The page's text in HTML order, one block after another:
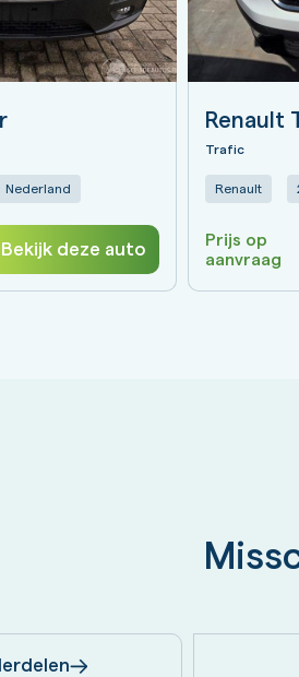
Nederland
Bekijk deze auto
Renault
Trafic
Renault
Prijs op
aanvraag